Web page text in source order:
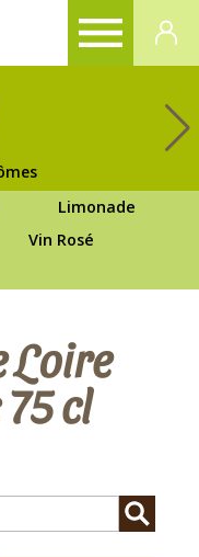
Limonade
Vin Rosé
Loire
cl